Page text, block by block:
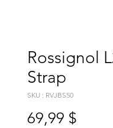
Rossignol
Strap
SKU : RVJBS50
69,99 $